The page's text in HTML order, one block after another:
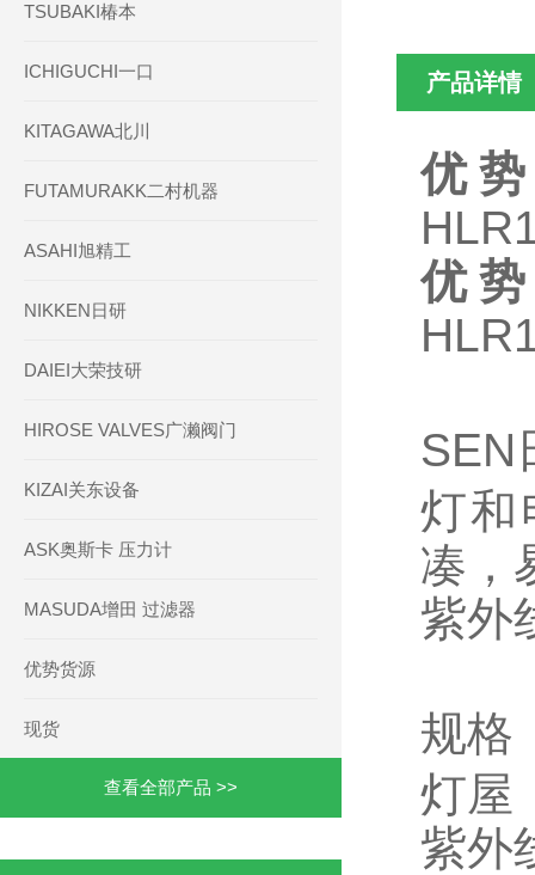
TSUBAKI椿本
ICHIGUCHI一口
KITAGAWA北川
FUTAMURAKK二村机器
ASAHI旭精工
NIKKEN日研
DAIEI大荣技研
HIROSE VALVES广濑阀门
KIZAI关东设备
ASK奥斯卡 压力计
MASUDA增田 过滤器
优势货源
现货
查看全部产品 >>
产品详情
优
优
SEN
灯和
凑，
紫外
规格
灯屋
紫外